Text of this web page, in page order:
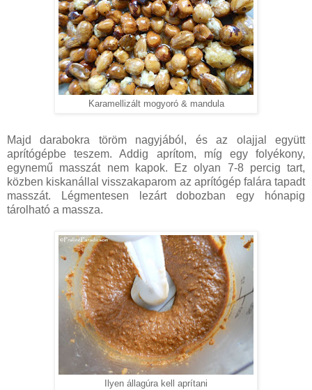
Karamellizált mogyoró & mandula
Majd darabokra töröm nagyjából, és az olajjal együtt
aprítógépbe teszem. Addig aprítom, míg egy folyékony,
egynemű masszát nem kapok. Ez olyan 7-8 percig tart,
közben kiskanállal visszakaparom az aprítógép falára tapadt
masszát. Légmentesen lezárt dobozban egy hónapig
tárolható a massza.
Ilyen állagúra kell aprítani